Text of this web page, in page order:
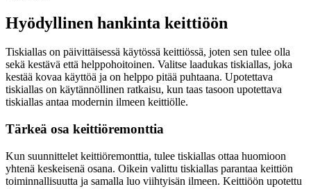
Hyödyllinen hankinta keittiöön
Tiskiallas on päivittäisessä käytössä keittiössä, joten sen tulee olla
sekä kestävä että helppohoitoinen. Valitse laadukas tiskiallas, joka
kestää kovaa käyttöä ja on helppo pitää puhtaana. Upotettava
tiskiallas on käytännöllinen ratkaisu, kun taas tasoon upotettava
tiskiallas antaa modernin ilmeen keittiölle.
Tärkeä osa keittiöremonttia
Kun suunnittelet keittiöremonttia, tulee tiskiallas ottaa huomioon
yhtenä keskeisenä osana. Oikein valittu tiskiallas parantaa keittiön
toiminnallisuutta ja samalla luo viihtyisän ilmeen. Keittiöön upotettu